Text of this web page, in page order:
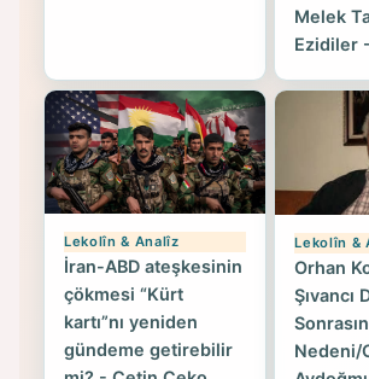
Melek
Ezidiler
Lekolîn & Analîz
İran-ABD ateşkesinin
çökmesi “Kürt
kartı”nı yeniden
gündeme getirebilir
Lekolîn &
Orhan
Şıvancı
Nedeni/